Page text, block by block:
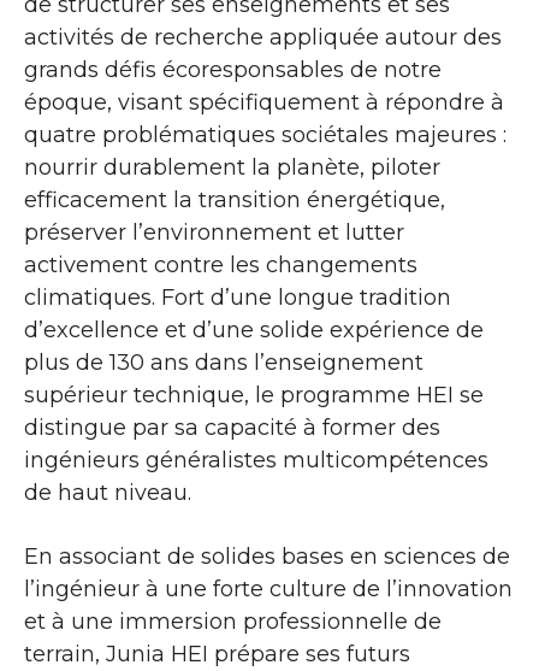
activités de recherche appliquée autour des
grands défis écoresponsables de notre
époque, visant spécifiquement à répondre à
quatre problématiques sociétales majeures :
nourrir durablement la planète, piloter
efficacement la transition énergétique,
préserver l’environnement et lutter
activement contre les changements
climatiques. Fort d’une longue tradition
d’excellence et d’une solide expérience de
plus de 130 ans dans l’enseignement
supérieur technique, le programme HEI se
distingue par sa capacité à former des
ingénieurs généralistes multicompétences
de haut niveau.
En associant de solides bases en sciences de
l’ingénieur à une forte culture de l’innovation
et à une immersion professionnelle de
terrain, Junia HEI prépare ses futurs